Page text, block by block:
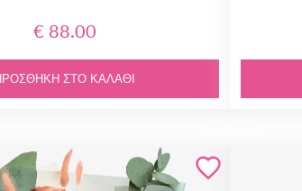
€ 88.00
ΣΤΟ ΚΑΛΆΘΙ